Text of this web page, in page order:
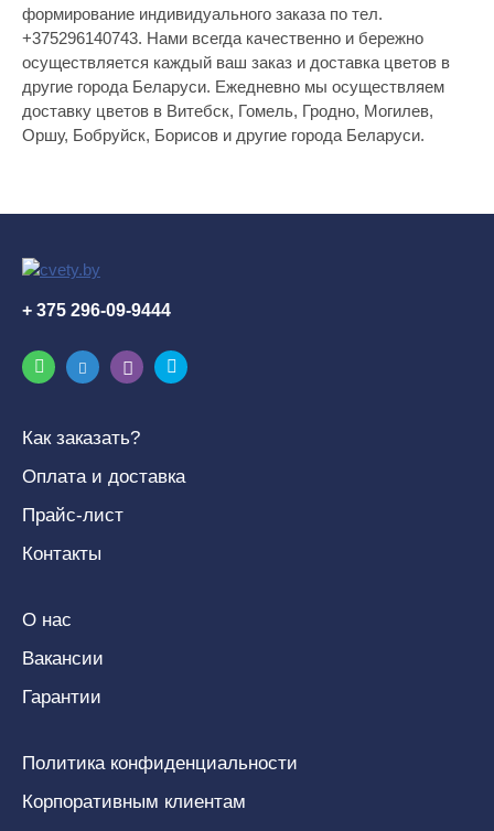
формирование индивидуального заказа по тел.
+375296140743. Нами всегда качественно и бережно
осуществляется каждый ваш заказ и доставка цветов в
другие города Беларуси. Ежедневно мы осуществляем
доставку цветов в Витебск, Гомель, Гродно, Могилев,
Оршу, Бобруйск, Борисов и другие города Беларуси.
Как заказать?
Оплата и доставка
Прайс-лист
Контакты
О нас
Вакансии
Гарантии
Политика конфиденциальности
Корпоративным клиентам
+ 375 296-09-9444